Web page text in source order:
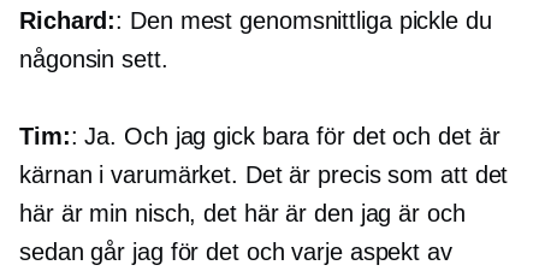
Richard:: Den mest genomsnittliga pickle du
någonsin sett.
Tim:: Ja. Och jag gick bara för det och det är
kärnan i varumärket. Det är precis som att det
här är min nisch, det här är den jag är och
sedan går jag för det och varje aspekt av